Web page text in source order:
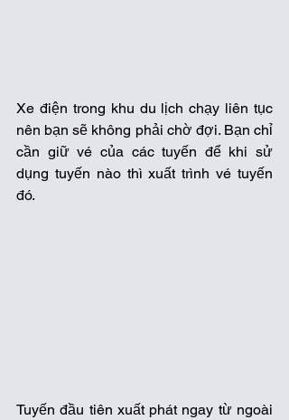
Xe điện trong khu du lịch chạy liên tục
nên bạn sẽ không phải chờ đợi. Bạn chỉ
cần giữ vé của các tuyến để khi sử
dụng tuyến nào thì xuất trình vé tuyến
đó.
Tuyến đầu tiên xuất phát ngay từ ngoài